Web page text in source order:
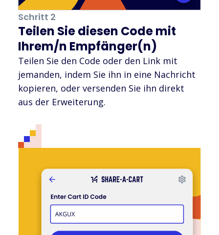
Schritt 2
Teilen Sie diesen Code mit
Ihrem/n Empfänger(n)
Teilen Sie den Code oder den Link mit
jemanden, indem Sie ihn in eine Nachricht
kopieren, oder versenden Sie ihn direkt
aus der Erweiterung.